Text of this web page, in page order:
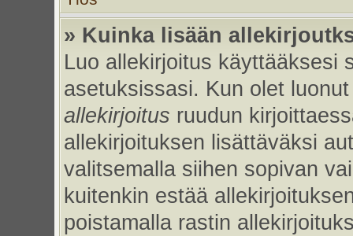
» Kuinka lisään
Luo allekirjoitus käyttääksesi
asetuksissasi. Kun olet
allekirjoitus ruudun
allekirjoituksen lisättäväksi
valitsemalla siihen sopivan
kuitenkin estää
poistamalla rastin